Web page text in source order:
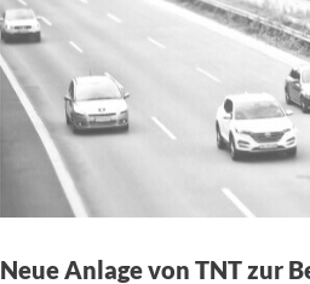
Neue Anlage von TNT zur